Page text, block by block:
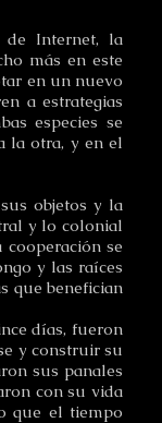
de Internet, la
más en este
en un nuevo
a estrategias
especies se
la otra, y en el
objetos y la
y lo colonial
se
y las raíces
que benefician
días, fueron
y construir su
sus panales
con su vida
que el tiempo